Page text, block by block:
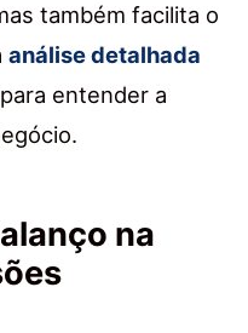
também facilita o
análise detalhada
entender a
na